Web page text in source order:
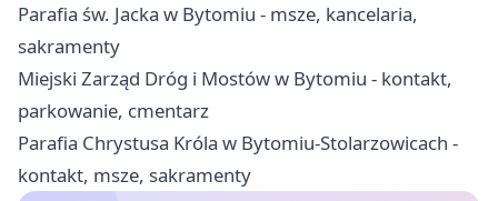
Parafia św. Jacka w Bytomiu - msze, kancelaria,
sakramenty
Miejski Zarząd Dróg i Mostów w Bytomiu - kontakt,
parkowanie, cmentarz
Parafia Chrystusa Króla w Bytomiu-Stolarzowicach -
kontakt, msze, sakramenty